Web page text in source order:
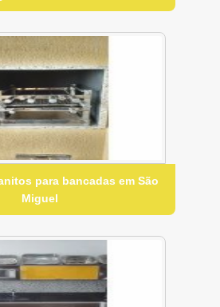
para bancadas em São
Miguel